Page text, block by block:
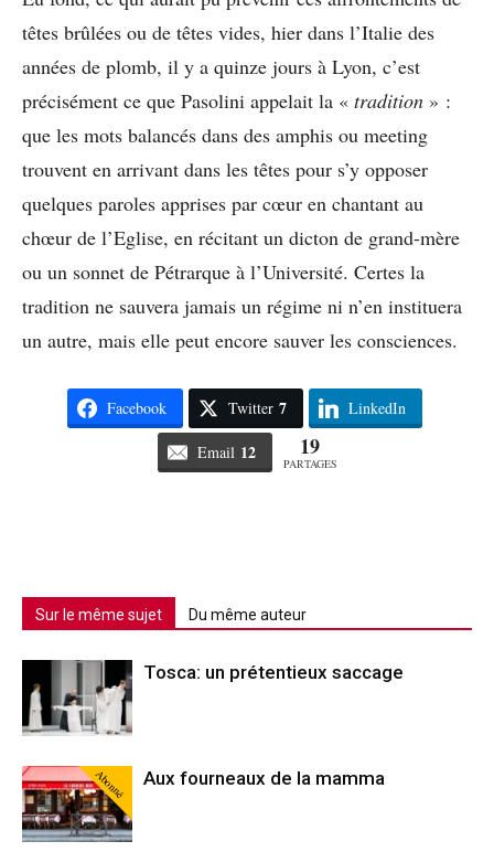
têtes brûlées ou de têtes vides, hier dans l’Italie des
années de plomb, il y a quinze jours à Lyon, c’est
précisément ce que Pasolini appelait la « tradition » :
que les mots balancés dans des amphis ou meeting
trouvent en arrivant dans les têtes pour s’y opposer
quelques paroles apprises par cœur en chantant au
chœur de l’Eglise, en récitant un dicton de grand-mère
ou un sonnet de Pétrarque à l’Université. Certes la
tradition ne sauvera jamais un régime ni n’en instituera
un autre, mais elle peut encore sauver les consciences.
Facebook Twitter 7 LinkedIn
Email 12 19
PARTAGES
Sur le même sujet Du même auteur
Tosca: un prétentieux saccage
Abonné Aux fourneaux de la mamma